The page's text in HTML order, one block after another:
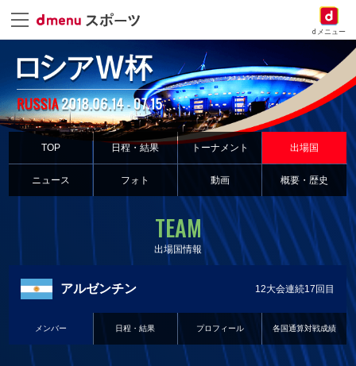
dメニュー
TOP 日程・結果 トーナメント 出場国
ニュース フォト 動画 概要・歴史
TEAM
出場国情報
アルゼンチン 12大会連続17回目
メンバー 日程・結果 プロフィール 各国通算対戦成績